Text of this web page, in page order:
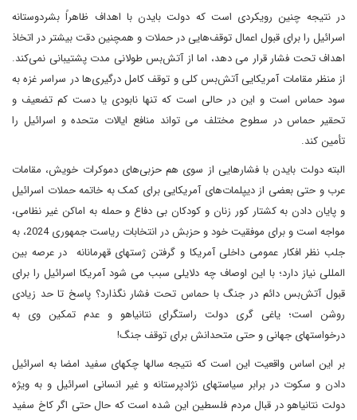
در نتیجه چنین رویکردی است که دولت بایدن با اهداف ظاهراً بشردوستانه
اسرائیل را برای قبول اعمال توقف‌هایی در حملات و همچنین دقت بیشتر در اتخاذ
اهداف تحت فشار قرار می دهد، اما از آتش‌بس طولانی مدت پشتیبانی نمی‌کند.
از منظر مقامات آمریکایی آتش‌بس کلی و توقف کامل درگیری‌ها در سراسر غزه به
سود حماس است و این در حالی است که تنها نابودی یا دست کم تضعیف و
تحقیر حماس در سطوح مختلف می تواند منافع ایالات متحده و اسرائیل را
تأمین کند.
البته دولت بایدن با فشارهایی از سوی هم حزبی‌‎های دموکرات خویش، مقامات
عرب و حتی بعضی از دیپلمات‌های آمریکایی برای کمک به خاتمه حملات اسرائیل
و پایان دادن به کشتار کور زنان و کودکان بی دفاع و حمله به اماکن غیر نظامی‌،
مواجه است و برای موفقیت خود و حزبش در انتخابات ریاست جمهوری 2024، به
جلب نظر افکار عمومی داخلی آمریکا و گرفتن ژستهای قهرمانانه در عرصه بین
المللی نیاز دارد؛ با این اوصاف چه دلایلی سبب می شود آمریکا اسرائیل را برای
قبول آتش‌بس دائم در جنگ با حماس تحت فشار نگذارد؟ پاسخ تا حد زیادی
روشن است؛ یاغی گری دولت راستگرای نتانیاهو و عدم تمکین وی به
درخواستهای جهانی و حتی متحدانش برای توقف جنگ!
بر این اساس واقعیت این است که نتیجه سالها چکهای سفید امضا به اسرائیل
دادن و سکوت در برابر سیاستهای نژادپرستانه و غیر انسانی اسرائیل و به ویژه
دولت نتانیاهو در قبال مردم فلسطین این شده است که حال حتی اگر کاخ سفید